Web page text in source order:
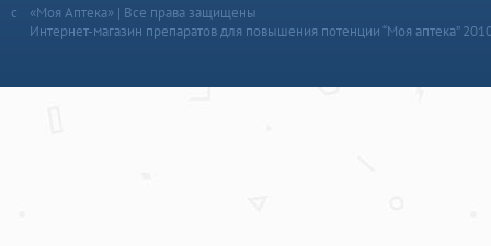
«Моя Аптека» | Все права защищены
Интернет-магазин препаратов для повышения потенции “Моя аптека”